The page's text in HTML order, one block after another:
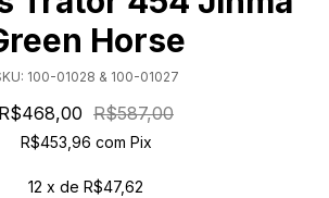
Horse
100-01028 & 100-01027
R$468,00 R$587,00
R$453,96 com Pix
12 x de R$47,62